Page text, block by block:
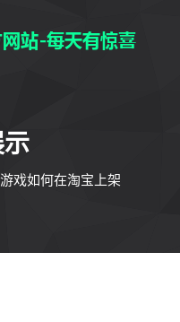
戏如何在淘宝上架